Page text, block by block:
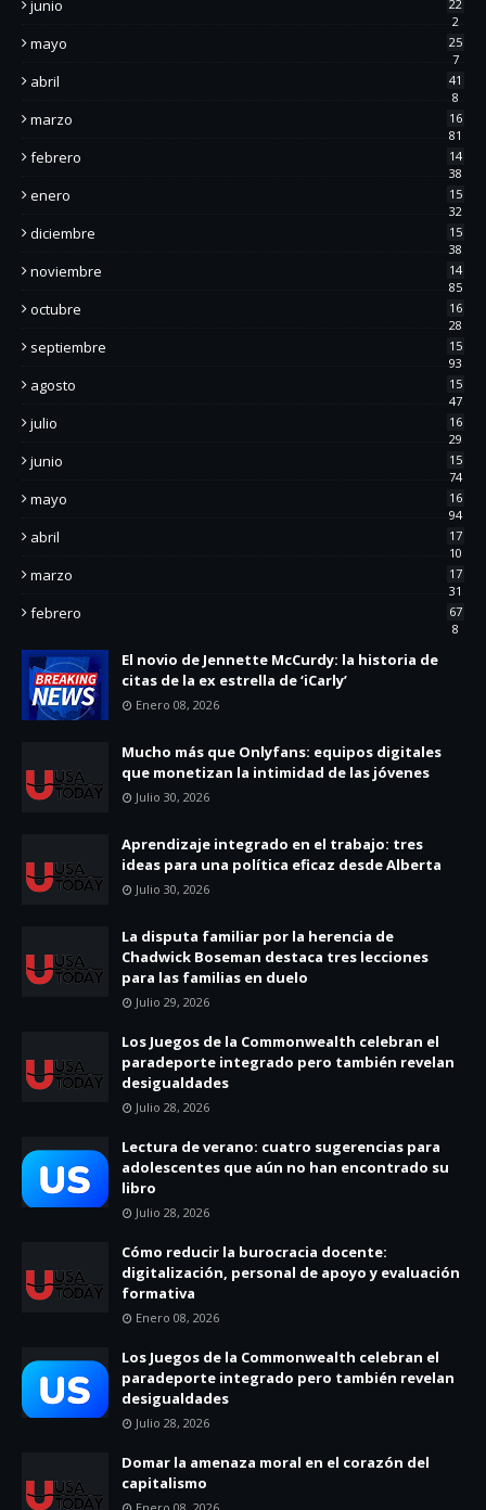
junio
22
2
mayo
25
7
abril
41
8
marzo
16
81
febrero
14
38
enero
15
32
diciembre
15
38
noviembre
14
85
octubre
16
28
septiembre
15
93
agosto
15
47
julio
16
29
junio
15
74
mayo
16
94
abril
17
10
marzo
17
31
febrero
67
8
El novio de Jennette McCurdy: la historia de
citas de la ex estrella de ‘iCarly’
Enero 08, 2026
Mucho más que Onlyfans: equipos digitales
que monetizan la intimidad de las jóvenes
Julio 30, 2026
Aprendizaje integrado en el trabajo: tres
ideas para una política eficaz desde Alberta
Julio 30, 2026
La disputa familiar por la herencia de
Chadwick Boseman destaca tres lecciones
para las familias en duelo
Julio 29, 2026
Los Juegos de la Commonwealth celebran el
paradeporte integrado pero también revelan
desigualdades
Julio 28, 2026
Lectura de verano: cuatro sugerencias para
adolescentes que aún no han encontrado su
libro
Julio 28, 2026
Cómo reducir la burocracia docente:
digitalización, personal de apoyo y evaluación
formativa
Enero 08, 2026
Los Juegos de la Commonwealth celebran el
paradeporte integrado pero también revelan
desigualdades
Julio 28, 2026
Domar la amenaza moral en el corazón del
capitalismo
Enero 08, 2026